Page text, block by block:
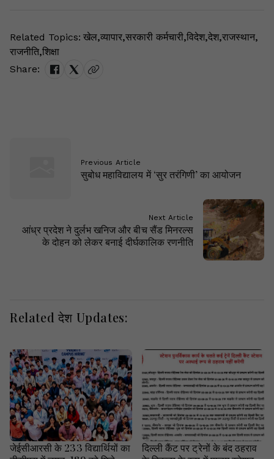
Related Topics: खेल,व्यापार,सरकारी कर्मचारी,विदेश,देश,राजस्थान,
राजनीति,शिक्षा
Share:
Previous Article
सुबोध महाविद्यालय में ‘सुर तरंगिणी’ का आयोजन
Next Article
आंध्र प्रदेश ने दुर्लभ खनिज और बीच सैंड मिनरल्स
के दोहन को लेकर बनाई दीर्घकालिक रणनीति
Related देश Updates:
जेईसीआरसी के 233 विद्यार्थियों का
दिल्ली कैंट पर ट्रेनों के बंद ठहराव